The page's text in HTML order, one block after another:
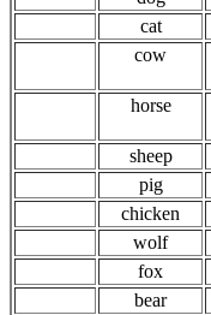
cat
cow
horse
sheep
pig
chicken
wolf
fox
bear